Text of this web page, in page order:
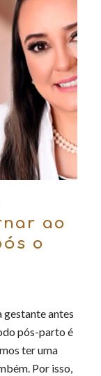
ao
o
gestante antes
pós-parto é
ter uma
Por isso,